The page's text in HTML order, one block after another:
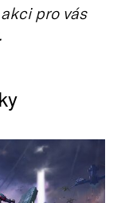
pro vás